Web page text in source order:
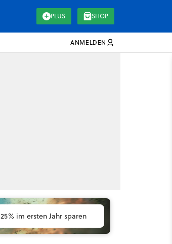
PLUS SHOP
ANMELDEN
25% im ersten Jahr sparen